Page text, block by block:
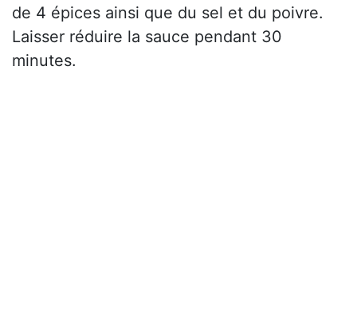
de 4 épices ainsi que du sel et du poivre.
Laisser réduire la sauce pendant 30
minutes.